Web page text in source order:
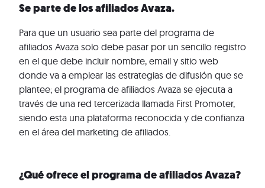
Se parte de los afiliados Avaza.
Para que un usuario sea parte del programa de
afiliados Avaza solo debe pasar por un sencillo registro
en el que debe incluir nombre, email y sitio web
donde va a emplear las estrategias de difusión que se
plantee; el programa de afiliados Avaza se ejecuta a
través de una red tercerizada llamada First Promoter,
siendo esta una plataforma reconocida y de confianza
en el área del marketing de afiliados.
¿Qué ofrece el programa de afiliados Avaza?